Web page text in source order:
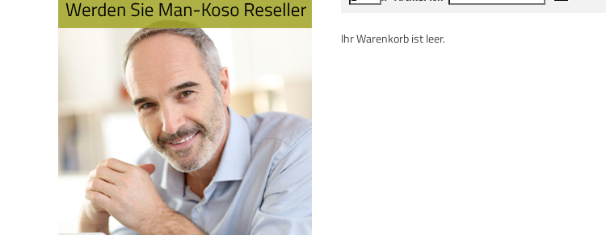
Ihr Warenkorb ist leer.